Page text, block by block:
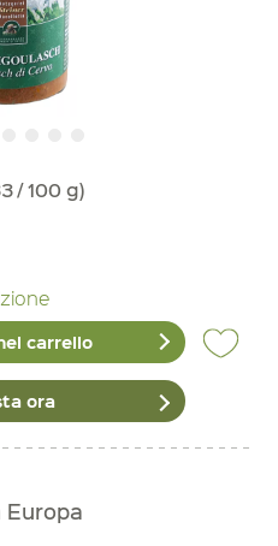
/ 100 g)
carrello
ora
Europa